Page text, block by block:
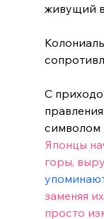
живущий
С
символом
Японцы
горы,
заменяя
просто